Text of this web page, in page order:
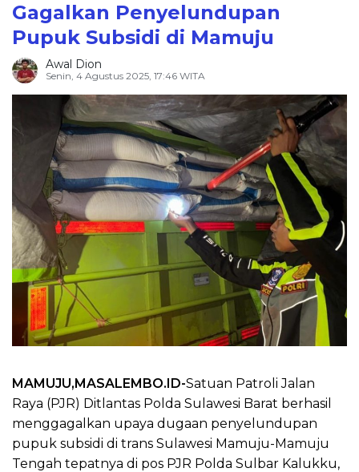
Gagalkan Penyelundupan
Pupuk Subsidi di Mamuju
Awal Dion
Senin, 4 Agustus 2025, 17:46 WITA
MAMUJU,MASALEMBO.ID-Satuan Patroli Jalan
Raya (PJR) Ditlantas Polda Sulawesi Barat berhasil
menggagalkan upaya dugaan penyelundupan
pupuk subsidi di trans Sulawesi Mamuju-Mamuju
Tengah tepatnya di pos PJR Polda Sulbar Kalukku,